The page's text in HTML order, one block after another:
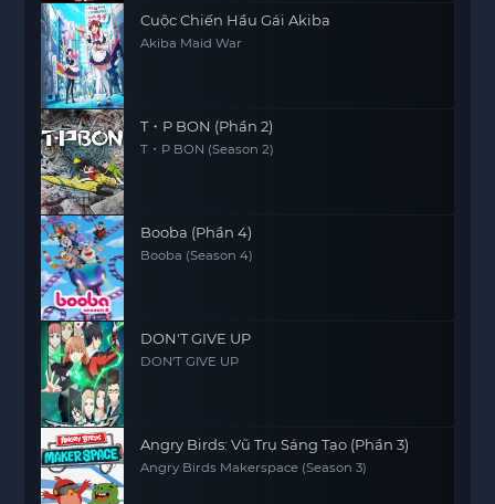
Cuộc Chiến Hầu Gái Akiba
Akiba Maid War
T・P BON (Phần 2)
T・P BON (Season 2)
Booba (Phần 4)
Booba (Season 4)
DON'T GIVE UP
DON'T GIVE UP
Angry Birds: Vũ Trụ Sáng Tạo (Phần 3)
Angry Birds Makerspace (Season 3)